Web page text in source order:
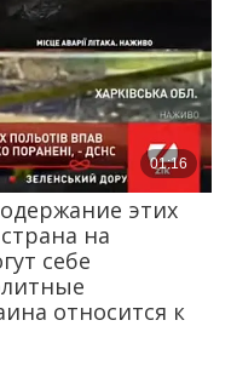
этих
на
себе
относится к